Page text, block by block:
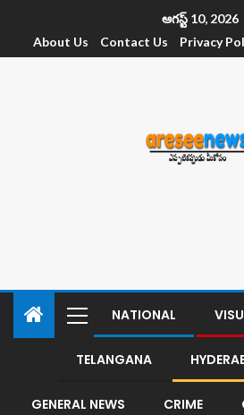
ఆగస్ట్ 10, 2026
About Us
Contact Us Privacy
NATIONAL
TELANGANA
GENERAL NEWS CRIME